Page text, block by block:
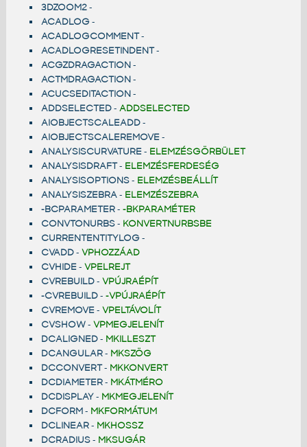
3DZOOM2-
ACADLOG-
ACADLOGCOMMENT-
ACADLOGRESETINDENT-
ACGZDRAGACTION-
ACTMDRAGACTION-
ACUCSEDITACTION-
ADDSELECTED- ADDSELECTED
AIOBJECTSCALEADD-
AIOBJECTSCALEREMOVE-
ANALYSISCURVATURE- ELEMZÉSGÖRBÜLET
ANALYSISDRAFT- ELEMZÉSFERDESÉG
ANALYSISOPTIONS- ELEMZÉSBEÁLLÍT
ANALYSISZEBRA- ELEMZÉSZEBRA
-BCPARAMETER- -BKPARAMÉTER
CONVTONURBS- KONVERTNURBSBE
CURRENTENTITYLOG-
CVADD- VPHOZZÁAD
CVHIDE- VPELREJT
CVREBUILD- VPÚJRAÉPÍT
-CVREBUILD- -VPÚJRAÉPÍT
CVREMOVE- VPELTÁVOLÍT
CVSHOW- VPMEGJELENÍT
DCALIGNED- MKILLESZT
DCANGULAR- MKSZÖG
DCCONVERT- MKKONVERT
DCDIAMETER- MKÁTMÉRO
DCDISPLAY- MKMEGJELENÍT
DCFORM- MKFORMÁTUM
DCLINEAR- MKHOSSZ
DCRADIUS- MKSUGÁR